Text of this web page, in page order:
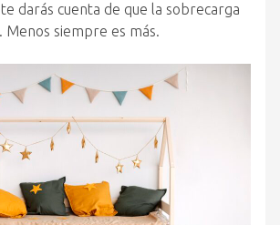
darás cuenta de que la sobrecarga
Menos siempre es más.